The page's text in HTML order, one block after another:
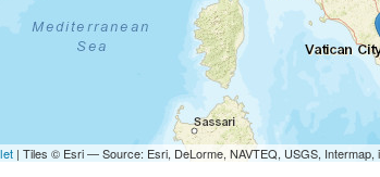
| Tiles © Esri — Source: Esri, DeLorme, NAVTEQ, USGS, Intermap,